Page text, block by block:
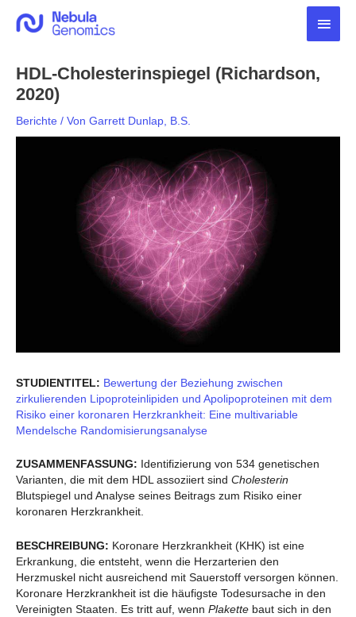
Inhalt
HDL-Cholesterinspiegel (Richardson,
2020)
Berichte / Von Garrett Dunlap, B.S.
STUDIENTITEL: Bewertung der Beziehung zwischen
zirkulierenden Lipoproteinlipiden und Apolipoproteinen mit dem
Risiko einer koronaren Herzkrankheit: Eine multivariable
Mendelsche Randomisierungsanalyse
ZUSAMMENFASSUNG: Identifizierung von 534 genetischen
Varianten, die mit dem HDL assoziiert sind Cholesterin
Blutspiegel und Analyse seines Beitrags zum Risiko einer
koronaren Herzkrankheit.
BESCHREIBUNG: Koronare Herzkrankheit (KHK) ist eine
Erkrankung, die entsteht, wenn die Herzarterien den
Herzmuskel nicht ausreichend mit Sauerstoff versorgen können.
Koronare Herzkrankheit ist die häufigste Todesursache in den
Vereinigten Staaten. Es tritt auf, wenn Plakette baut sich in den